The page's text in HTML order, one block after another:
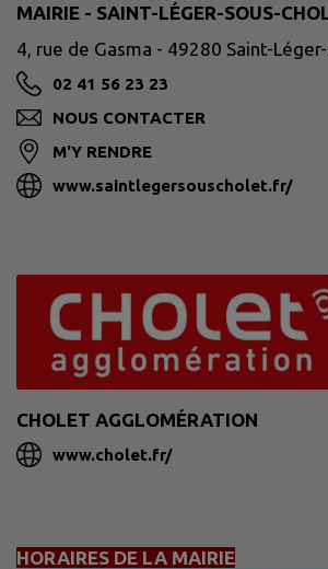
MAIRIE - SAINT-LÉGER-SOUS-
4, rue de Gasma - 49280 Saint-
02 41 56 23 23
NOUS CONTACTER
M'Y RENDRE
www.saintlegersouscholet.fr/
CHOLET AGGLOMÉRATION
www.cholet.fr/
HORAIRES DE LA MAIRIE